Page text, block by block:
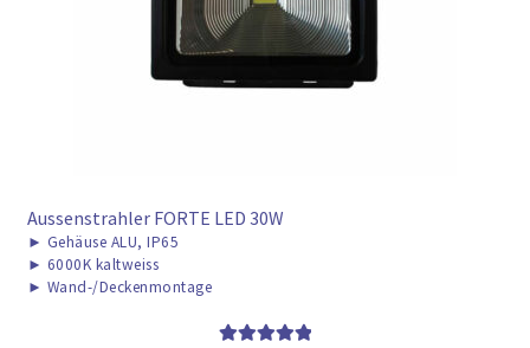
► VERSANDARTEN
Aussenstrahler FORTE LED 30W
► Gehäuse ALU, IP65
► 6000K kaltweiss
► Wand-/Deckenmontage